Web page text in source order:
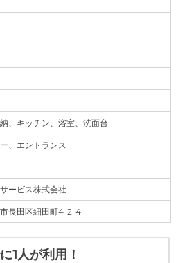
、キッチン、浴室、洗面台
、エントランス
ービス株式会社
長田区細田町4-2-4
1人が利用！